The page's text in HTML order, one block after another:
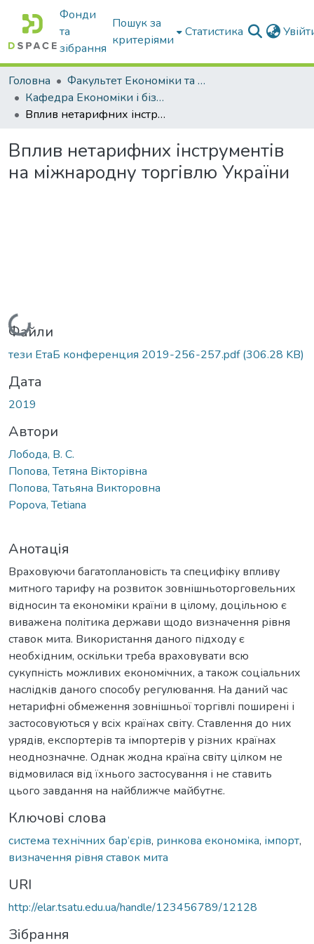
Фонди
та
зібрання
Пошук за
критеріями
Статистика
Головна
Факультет Економіки та бізнесу
Кафедра Економіки і бізнесу
Вплив нетарифних інструментів на міжнародну торгівлю України
Вплив нетарифних інструментів
на міжнародну торгівлю України
Вантажиться...
Файли
тези ЕтаБ конференция 2019-256-257.pdf(306.28 KB)
Дата
2019
Автори
Лобода, В. С.
Попова, Тетяна Вікторівна
Попова, Татьяна Викторовна
Popova, Tetiana
Анотація
Враховуючи багатоплановість та специфіку впливу
митного тарифу на розвиток зовнішньоторговельних
відносин та економіки країни в цілому, доцільною є
виважена політика держави щодо визначення рівня
ставок мита. Використання даного підходу є
необхідним, оскільки треба враховувати всю
сукупність можливих економічних, а також соціальних
наслідків даного способу регулювання. На даний час
нетарифні обмеження зовнішньої торгівлі поширені і
застосовуються у всіх країнах світу. Ставлення до них
урядів, експортерів та імпортерів у різних країнах
неоднозначне. Однак жодна країна світу цілком не
відмовилася від їхнього застосування і не ставить
цього завдання на найближче майбутнє.
Ключові слова
система технічних бар’єрів, ринкова економіка, імпорт,
визначення рівня ставок мита
URI
http://elar.tsatu.edu.ua/handle/123456789/12128
Зібрання